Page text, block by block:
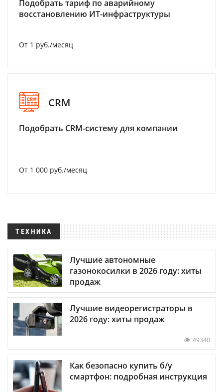
Подобрать тариф по аварийному
восстановлению ИТ-инфраструктуры
От 1 руб./месяц
CRM
Подобрать CRM-систему для компании
От 1 000 руб./месяц
ТЕХНИКА
Лучшие автономные
газонокосилки в 2026 году: хиты
продаж
Лучшие видеорегистраторы в
2026 году: хиты продаж
49340
Как безопасно купить б/у
смартфон: подробная инструкция